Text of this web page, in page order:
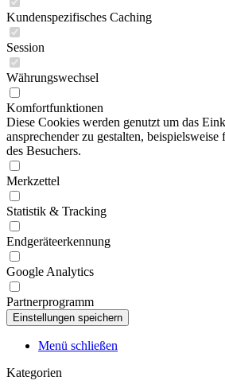
Kundenspezifisches Caching
Session
Währungswechsel
Komfortfunktionen
Diese Cookies werden genutzt um das
ansprechender zu gestalten,
des Besuchers.
Merkzettel
Statistik & Tracking
Endgeräteerkennung
Google Analytics
Partnerprogramm
Menü schließen
Kategorien